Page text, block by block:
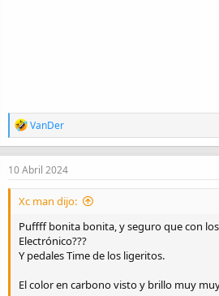
R
e
a
c
c
o
e
s
:
VanDer
10 Abril 2024
Xc man dijo:
Puffff bonita bonita, y seguro que con
Electrónico???
Y pedales Time de los ligeritos.
El color en carbono visto y brillo muy